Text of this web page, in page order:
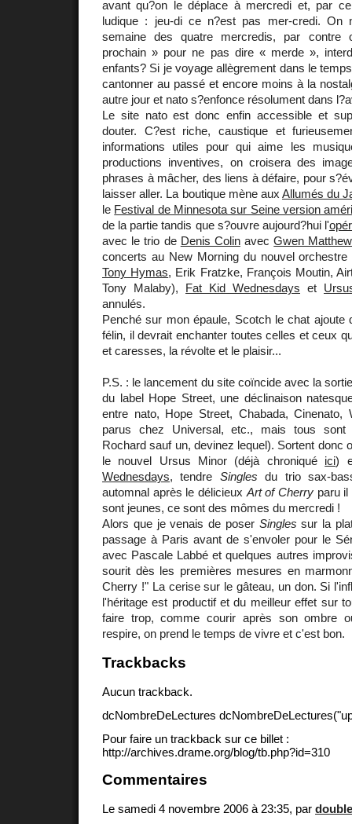
avant qu?on le déplace à mercredi et, par
ludique : jeu-di ce n?est pas mer-credi. On
semaine des quatre mercredis, par contre
prochain » pour ne pas dire « merde »,
enfants? Si je voyage allègrement dans le
cantonner au passé et encore moins à la
autre jour et nato s?enfonce résolument dans
Le site nato est donc enfin accessible et
douter. C?est riche, caustique et
informations utiles pour qui aime les
productions inventives, on croisera des
phrases à mâcher, des liens à défaire, pour
laisser aller. La boutique mène aux Allumés du
le Festival de Minnesota sur Seine version
de la partie tandis que s?ouvre aujourd?hui l'
avec le trio de Denis ColinavecGwen
concerts au New Morning du nouvel
Tony Hymas, Erik Fratzke, François Moutin,
Tony Malaby), Fat Kid Wednesdays et
annulés.
Penché sur mon épaule, Scotch le chat ajoute
félin, il devrait enchanter toutes celles et ceux
et caresses, la révolte et le plaisir...
P.S. : le lancement du site coïncide avec la
du label Hope Street, une déclinaison
entre nato, Hope Street, Chabada, Cinenato,
parus chez Universal, etc., mais tous
Rochard sauf un, devinez lequel). Sortent donc
le nouvel Ursus Minor (déjà chroniqué ici)
Wednesdays, tendre Singles du trio sax-
automnal après le délicieux Art of Cherryparu il
sont jeunes, ce sont des mômes du mercredi !
Alors que je venais de poser Singles sur la
passage à Paris avant de s'envoler pour le
avec Pascale Labbé et quelques autres
sourit dès les premières mesures en
Cherry !" La cerise sur le gâteau, un don. Si
l'héritage est productif et du meilleur effet sur
faire trop, comme courir après son ombre
respire, on prend le temps de vivre et c'est bon.
Trackbacks
Aucun trackback.
dcNombreDeLectures
Pour faire un trackback sur ce billet :
http://archives.drame.org/blog/tb.php?id=310
Commentaires
Le samedi 4 novembre 2006 à 23:35, par